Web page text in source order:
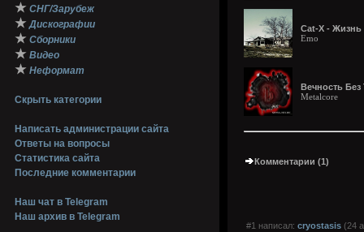
★ СНГ/Зарубеж
★ Дискографии
★ Сборники
★ Видео
★ Неформат
Скрыть категории
Написать администрации сайта
Ответы на вопросы
Статистика сайта
Последние комментарии
Наш чат в Telegram
Наш архив в Telegram
Cat-X - Жизнь
Emo
Вечность Без
Metalcore
Комментарии (1)
#1 написал: cryostasis (24